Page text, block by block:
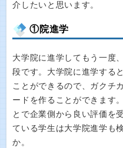
介したいと思います。
①院進学
大学院に進学してもう一度
段です。大学院に進学する
ことができるので、ガクチ
ードを作ることができます
とで企業側から良い評価を
ている学生は大学院進学も
か。